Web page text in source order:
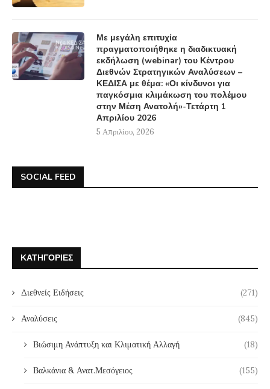
Με μεγάλη επιτυχία
πραγματοποιήθηκε η διαδικτυακή
εκδήλωση (webinar) του Κέντρου
Διεθνών Στρατηγικών Αναλύσεων –
ΚΕΔΙΣΑ με θέμα: «Οι κίνδυνοι για
παγκόσμια κλιμάκωση του πολέμου
στην Μέση Ανατολή»-Τετάρτη 1
Απριλίου 2026
5 Απριλίου, 2026
SOCIAL FEED
ΚΑΤΗΓΟΡΊΕΣ
Διεθνείς Ειδήσεις (271)
Αναλύσεις (845)
Βιώσιμη Ανάπτυξη και Κλιματική Αλλαγή (18)
Βαλκάνια & Ανατ.Μεσόγειος (155)